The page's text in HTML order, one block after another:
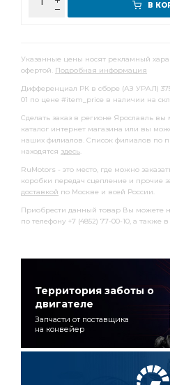
В
Указанные цены носят рекламный
офертой. Подробная информация
Дифференциал РК в сборе (АЗ УРАЛ) 375-
01 по цене #item_price в наличии на
Сделать заказ в регионе Ярославль вы
каталог интернет магазина или вы
наших филиалов. Список филиалов по
находятся здесь.
RuMotors - это место, где можно
коробки передач сцепление и прочие
доставкой по Москве и всей России.
Приобрести данный товар Вы можете
по телефону +7 (4852) 77-00-10, а также
Территория заботы о
двигателе
Запчасти от поставщика
на конвейер